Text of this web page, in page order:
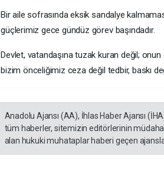
Bir aile sofrasında eksik sandalye
güçlerimiz gece gündüz görev başındadır.
Devlet, vatandaşına tuzak kuran değil;
bizim önceliğimiz ceza değil tedbir, baskı
Anadolu Ajansı (AA), İhlas Haber Ajansı
tüm haberler, sitemizin editörlerinin
alan hukuki muhataplar haberi geçen